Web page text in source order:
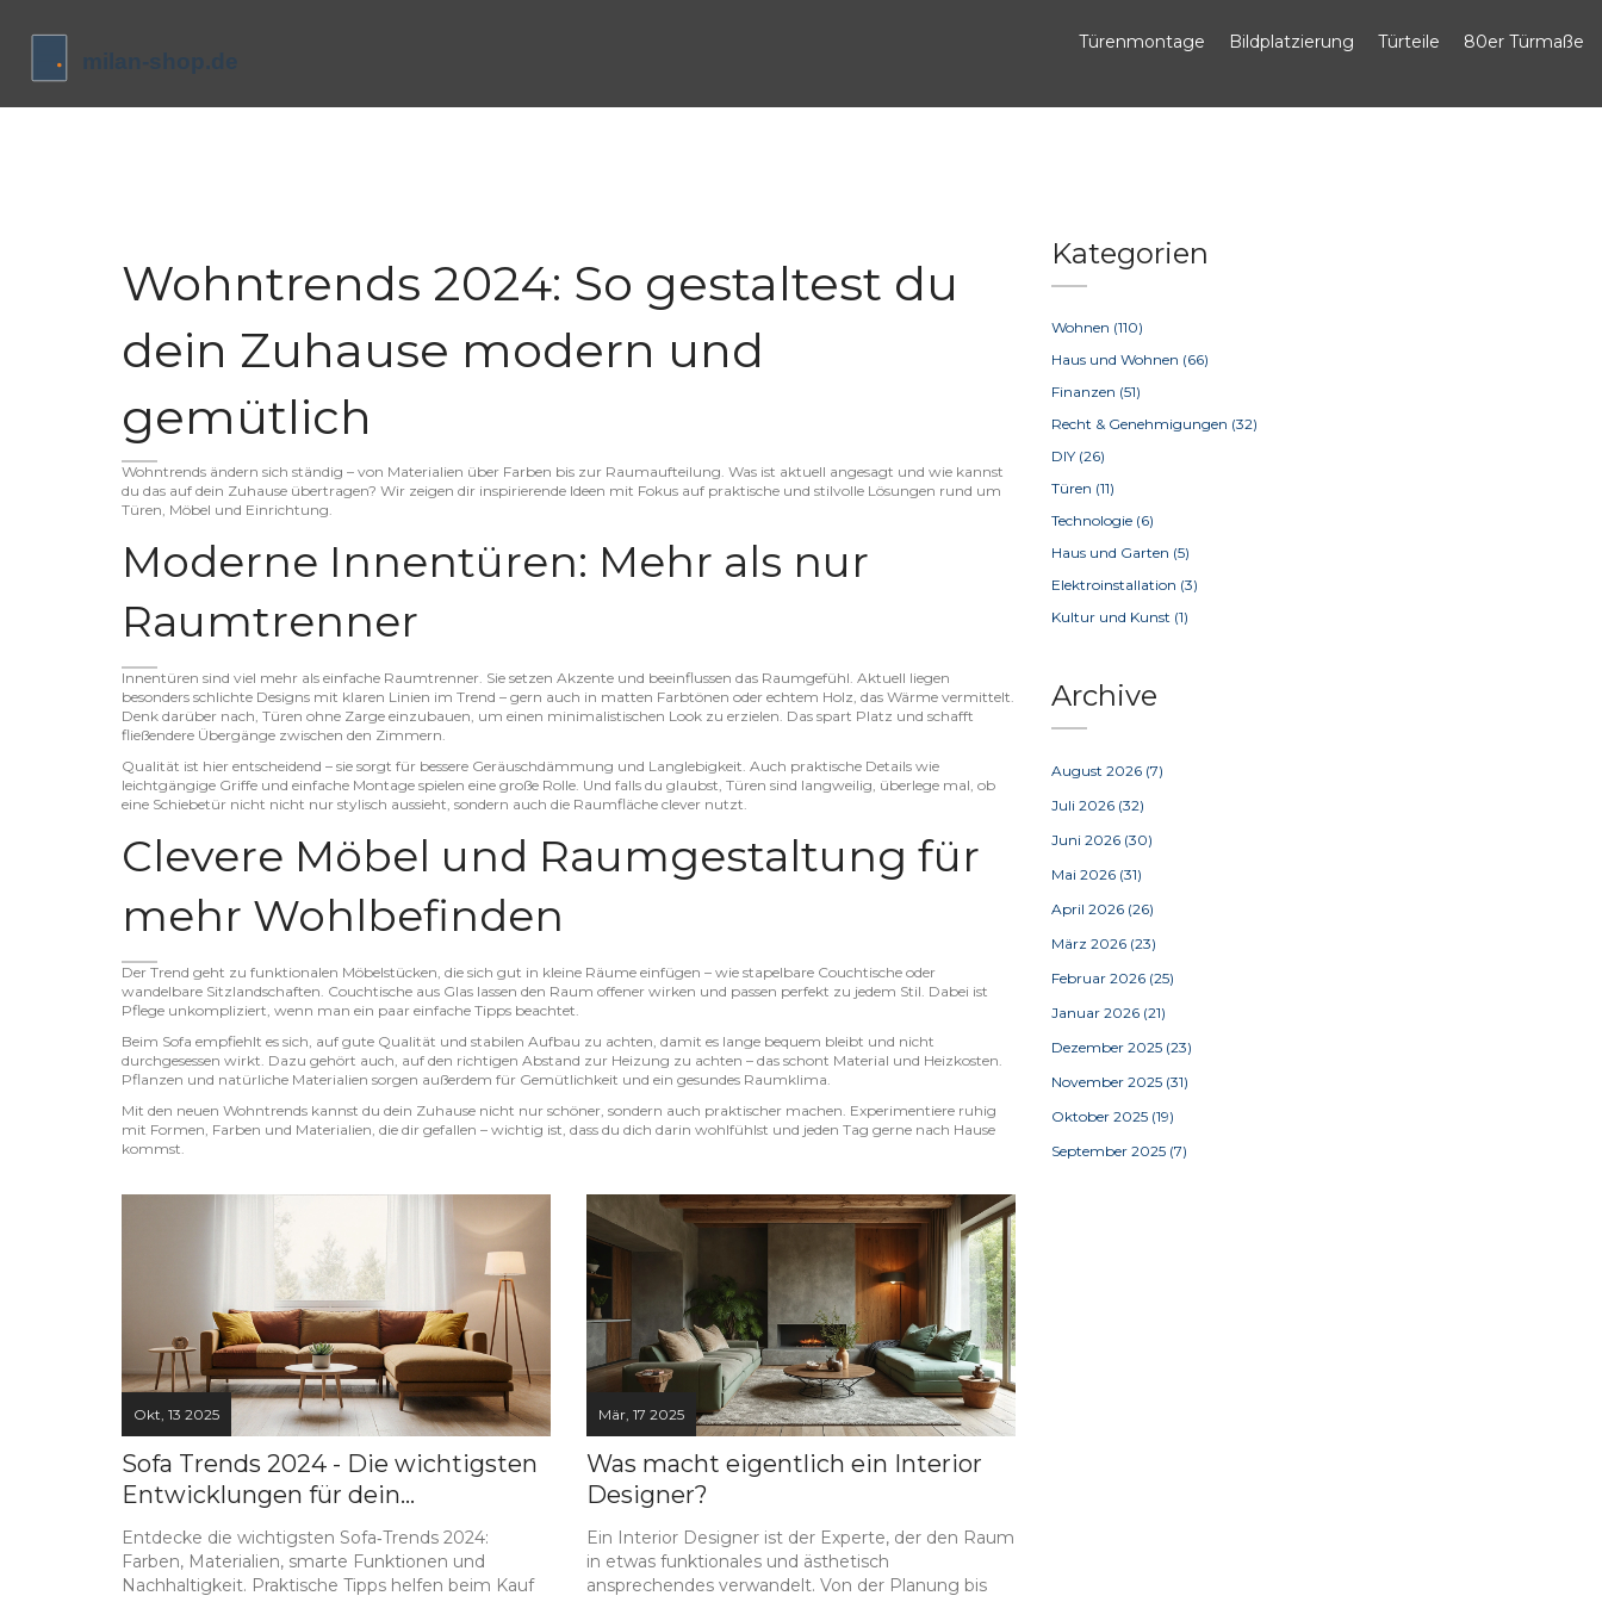
Türenmontage Bildplatzierung Türteile 80er Türmaße
Wohntrends 2024: So gestaltest du
dein Zuhause modern und
gemütlich
Wohntrends ändern sich ständig – von Materialien über Farben bis zur Raumaufteilung. Was ist aktuell angesagt und wie kannst
du das auf dein Zuhause übertragen? Wir zeigen dir inspirierende Ideen mit Fokus auf praktische und stilvolle Lösungen rund um
Türen, Möbel und Einrichtung.
Moderne Innentüren: Mehr als nur
Raumtrenner
Innentüren sind viel mehr als einfache Raumtrenner. Sie setzen Akzente und beeinflussen das Raumgefühl. Aktuell liegen
besonders schlichte Designs mit klaren Linien im Trend – gern auch in matten Farbtönen oder echtem Holz, das Wärme vermittelt.
Denk darüber nach, Türen ohne Zarge einzubauen, um einen minimalistischen Look zu erzielen. Das spart Platz und schafft
fließendere Übergänge zwischen den Zimmern.
Qualität ist hier entscheidend – sie sorgt für bessere Geräuschdämmung und Langlebigkeit. Auch praktische Details wie
leichtgängige Griffe und einfache Montage spielen eine große Rolle. Und falls du glaubst, Türen sind langweilig, überlege mal, ob
eine Schiebetür nicht nicht nur stylisch aussieht, sondern auch die Raumfläche clever nutzt.
Clevere Möbel und Raumgestaltung für
mehr Wohlbefinden
Der Trend geht zu funktionalen Möbelstücken, die sich gut in kleine Räume einfügen – wie stapelbare Couchtische oder
wandelbare Sitzlandschaften. Couchtische aus Glas lassen den Raum offener wirken und passen perfekt zu jedem Stil. Dabei ist
Pflege unkompliziert, wenn man ein paar einfache Tipps beachtet.
Beim Sofa empfiehlt es sich, auf gute Qualität und stabilen Aufbau zu achten, damit es lange bequem bleibt und nicht
durchgesessen wirkt. Dazu gehört auch, auf den richtigen Abstand zur Heizung zu achten – das schont Material und Heizkosten.
Pflanzen und natürliche Materialien sorgen außerdem für Gemütlichkeit und ein gesundes Raumklima.
Mit den neuen Wohntrends kannst du dein Zuhause nicht nur schöner, sondern auch praktischer machen. Experimentiere ruhig
mit Formen, Farben und Materialien, die dir gefallen – wichtig ist, dass du dich darin wohlfühlst und jeden Tag gerne nach Hause
kommst.
Okt, 13 2025
Sofa Trends 2024 - Die wichtigsten
Entwicklungen für dein
Wohnzimmer
Entdecke die wichtigsten Sofa‑Trends 2024:
Farben, Materialien, smarte Funktionen und
Nachhaltigkeit. Praktische Tipps helfen beim Kauf
Mär, 17 2025
Was macht eigentlich ein Interior
Designer?
Ein Interior Designer ist der Experte, der den Raum
in etwas funktionales und ästhetisch
ansprechendes verwandelt. Von der Planung bis
Kategorien
Wohnen (110)
Haus und Wohnen (66)
Finanzen (51)
Recht & Genehmigungen (32)
DIY (26)
Türen (11)
Technologie (6)
Haus und Garten (5)
Elektroinstallation (3)
Kultur und Kunst (1)
Archive
August 2026 (7)
Juli 2026 (32)
Juni 2026 (30)
Mai 2026 (31)
April 2026 (26)
März 2026 (23)
Februar 2026 (25)
Januar 2026 (21)
Dezember 2025 (23)
November 2025 (31)
Oktober 2025 (19)
September 2025 (7)